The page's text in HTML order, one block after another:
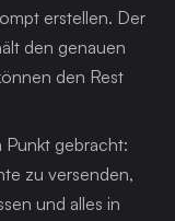
den genauen
den Rest
gebracht:
zu versenden,
und alles in